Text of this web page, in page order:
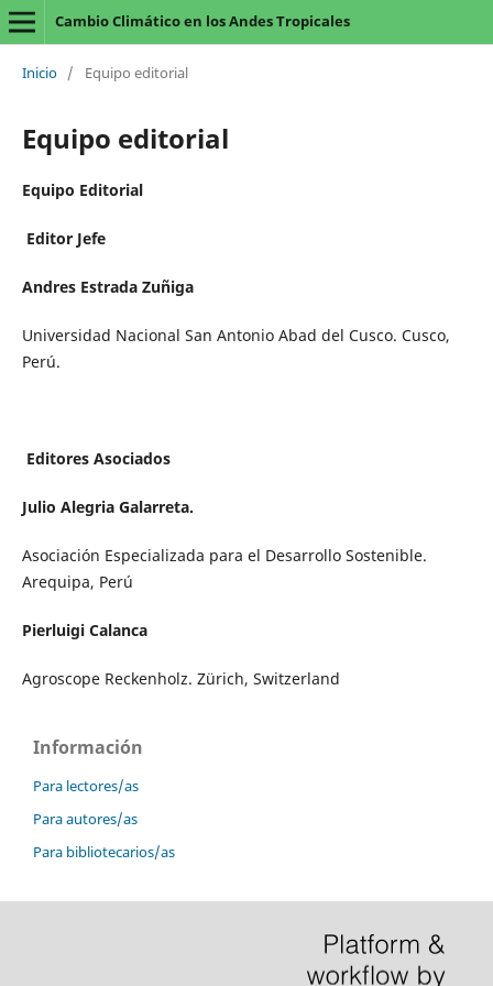
Cambio Climático en los Andes Tropicales
Inicio / Equipo editorial
Equipo editorial
Equipo Editorial
Editor Jefe
Andres Estrada Zuñiga
Universidad Nacional San Antonio Abad del Cusco. Cusco,
Perú.
Editores Asociados
Julio Alegria Galarreta.
Asociación Especializada para el Desarrollo Sostenible.
Arequipa, Perú
Pierluigi Calanca
Agroscope Reckenholz. Zürich, Switzerland
Información
Para lectores/as
Para autores/as
Para bibliotecarios/as